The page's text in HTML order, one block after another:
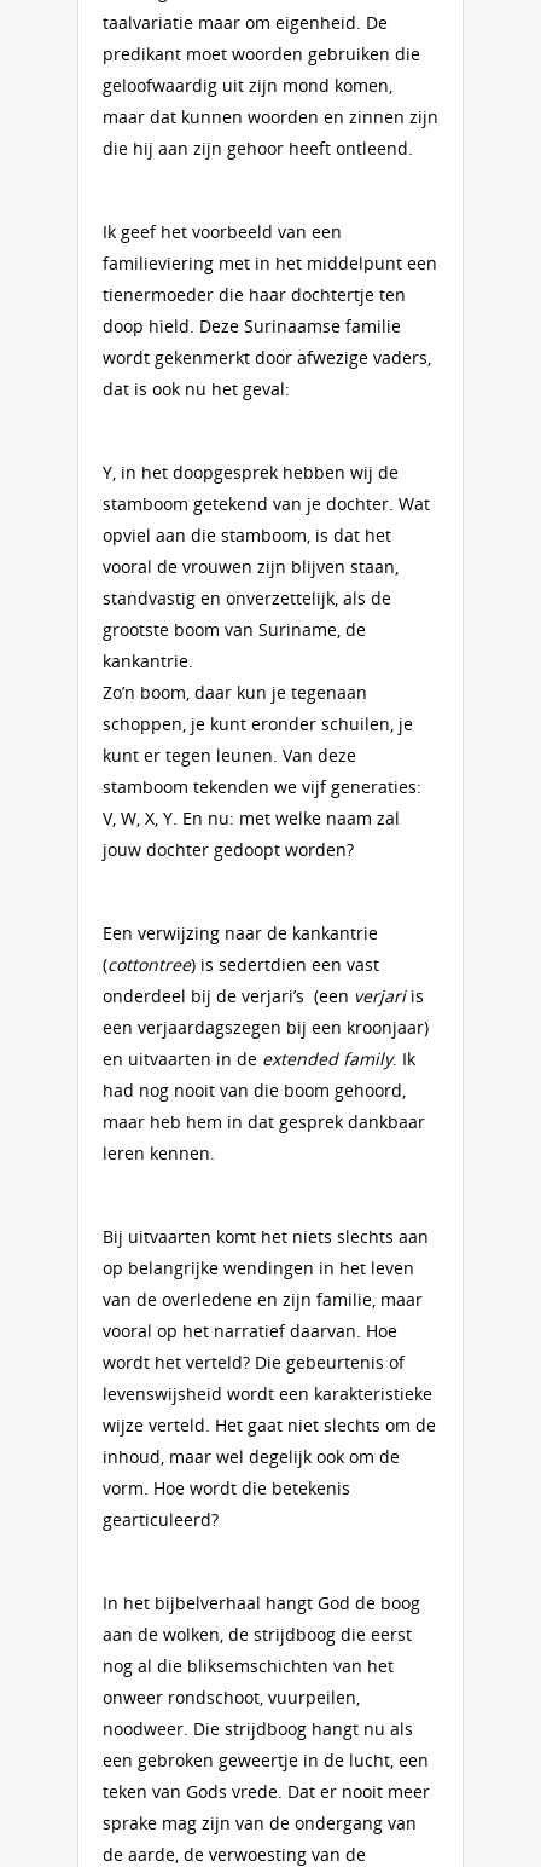
taalvariatie maar om eigenheid. De
predikant moet woorden gebruiken die
geloofwaardig uit zijn mond komen,
maar dat kunnen woorden en zinnen zijn
die hij aan zijn gehoor heeft ontleend.
Ik geef het voorbeeld van een
familieviering met in het middelpunt een
tienermoeder die haar dochtertje ten
doop hield. Deze Surinaamse familie
wordt gekenmerkt door afwezige vaders,
dat is ook nu het geval:
Y, in het doopgesprek hebben wij de
stamboom getekend van je dochter. Wat
opviel aan die stamboom, is dat het
vooral de vrouwen zijn blijven staan,
standvastig en onverzettelijk, als de
grootste boom van Suriname, de
kankantrie.
Zo’n boom, daar kun je tegenaan
schoppen, je kunt eronder schuilen, je
kunt er tegen leunen. Van deze
stamboom tekenden we vijf generaties:
V, W, X, Y. En nu: met welke naam zal
jouw dochter gedoopt worden?
Een verwijzing naar de kankantrie
(cottontree) is sedertdien een vast
onderdeel bij de verjari’s (een verjariis
een verjaardagszegen bij een kroonjaar)
en uitvaarten in de extended family. Ik
had nog nooit van die boom gehoord,
maar heb hem in dat gesprek dankbaar
leren kennen.
Bij uitvaarten komt het niets slechts aan
op belangrijke wendingen in het leven
van de overledene en zijn familie, maar
vooral op het narratief daarvan. Hoe
wordt het verteld? Die gebeurtenis of
levenswijsheid wordt een karakteristieke
wijze verteld. Het gaat niet slechts om de
inhoud, maar wel degelijk ook om de
vorm. Hoe wordt die betekenis
gearticuleerd?
In het bijbelverhaal hangt God de boog
aan de wolken, de strijdboog die eerst
nog al die bliksemschichten van het
onweer rondschoot, vuurpeilen,
noodweer. Die strijdboog hangt nu als
een gebroken geweertje in de lucht, een
teken van Gods vrede. Dat er nooit meer
sprake mag zijn van de ondergang van
de aarde, de verwoesting van de